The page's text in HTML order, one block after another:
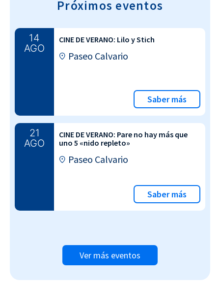
Próximos eventos
14
AGO
CINE DE VERANO: Lilo y Stich
Paseo Calvario
Saber más
21
AGO
CINE DE VERANO: Pare no hay más que
uno 5 «nido repleto»
Paseo Calvario
Saber más
Ver más eventos